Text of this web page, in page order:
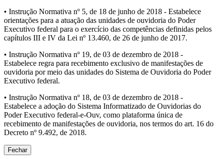
• Instrução Normativa nº 5, de 18 de junho de 2018 - Estabelece
orientações para a atuação das unidades de ouvidoria do Poder
Executivo federal para o exercício das competências definidas pelos
capítulos III e IV da Lei nº 13.460, de 26 de junho de 2017.
• Instrução Normativa nº 19, de 03 de dezembro de 2018 -
Estabelece regra para recebimento exclusivo de manifestações de
ouvidoria por meio das unidades do Sistema de Ouvidoria do Poder
Executivo federal.
• Instrução Normativa nº 18, de 03 de dezembro de 2018 -
Estabelece a adoção do Sistema Informatizado de Ouvidorias do
Poder Executivo federal-e-Ouv, como plataforma única de
recebimento de manifestações de ouvidoria, nos termos do art. 16 do
Decreto nº 9.492, de 2018.
Fechar